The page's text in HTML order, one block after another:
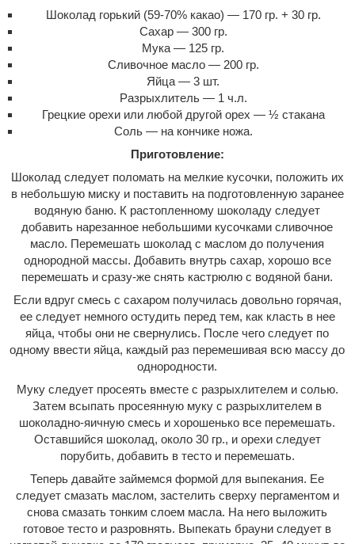
Шоколад горький (59-70% какао) — 170 гр. + 30 гр.
Сахар — 300 гр.
Мука — 125 гр.
Сливочное масло — 200 гр.
Яйца — 3 шт.
Разрыхлитель — 1 ч.л.
Грецкие орехи или любой другой орех — ½ стакана
Соль — на кончике ножа.
Приготовление:
Шоколад следует поломать на мелкие кусочки, положить их
в небольшую миску и поставить на подготовленную заранее
водяную баню. К растопленному шоколаду следует
добавить нарезанное небольшими кусочками сливочное
масло. Перемешать шоколад с маслом до получения
однородной массы. Добавить внутрь сахар, хорошо все
перемешать и сразу-же снять кастрюлю с водяной бани.
Если вдруг смесь с сахаром получилась довольно горячая,
ее следует немного остудить перед тем, как класть в нее
яйца, чтобы они не свернулись. После чего следует по
одному ввести яйца, каждый раз перемешивая всю массу до
однородности.
Муку следует просеять вместе с разрыхлителем и солью.
Затем всыпать просеянную муку с разрыхлителем в
шоколадно-яичную смесь и хорошенько все перемешать.
Оставшийся шоколад, около 30 гр., и орехи следует
порубить, добавить в тесто и перемешать.
Теперь давайте займемся формой для выпекания. Ее
следует смазать маслом, застелить сверху пергаментом и
снова смазать тонким слоем масла. На него выложить
готовое тесто и разровнять. Выпекать брауни следует в